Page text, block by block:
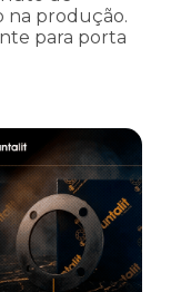
na produção.
para porta